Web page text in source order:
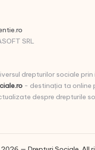
SRL
drepturilor sociale
- destinația ta online
despre drepturile